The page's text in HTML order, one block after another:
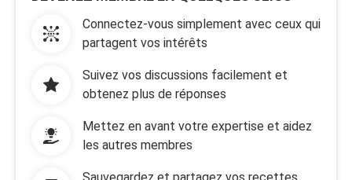
Connectez-vous simplement avec ceux qui
partagent vos intérêts
Suivez vos discussions facilement et
obtenez plus de réponses
Mettez en avant votre expertise et aidez
les autres membres